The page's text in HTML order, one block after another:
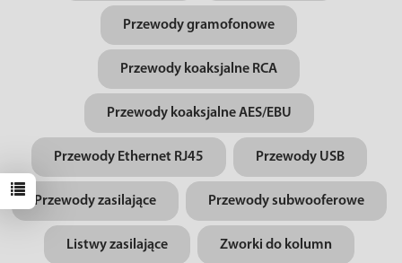
Przewody gramofonowe
Przewody koaksjalne RCA
Przewody koaksjalne AES/EBU
Przewody Ethernet RJ45 Przewody USB
Przewody zasilające Przewody subwooferowe
Listwy zasilające Zworki do kolumn